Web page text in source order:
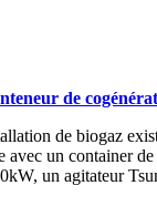
de
de biogaz
avec un container
un agitateur